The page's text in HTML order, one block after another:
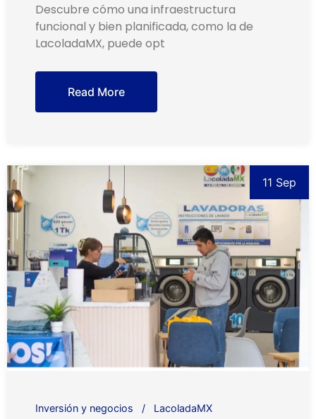
Descubre cómo una infraestructura
funcional y bien planificada, como la de
LacoladaMX, puede opt
Read More
11 Sep
Inversión y negocios LacoladaMX